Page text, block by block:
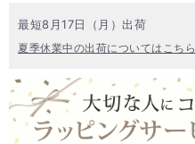
最短8月17日（月）出荷
夏季休業中の出荷についてはこちら